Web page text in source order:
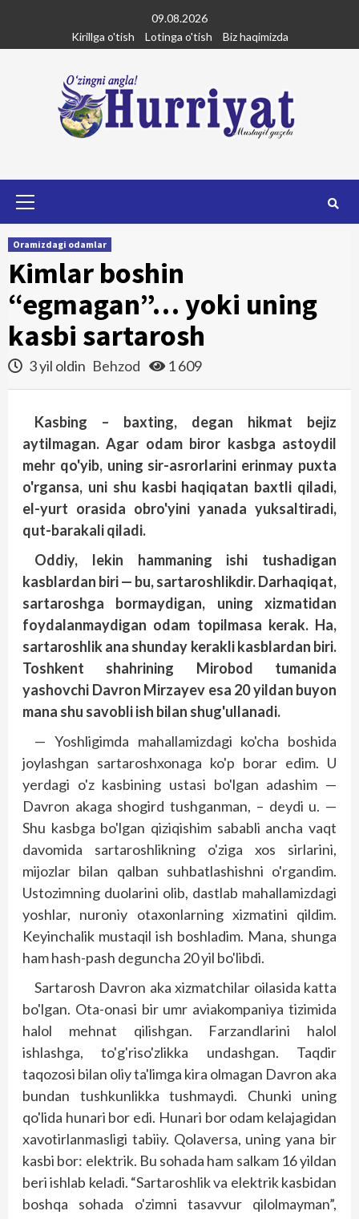
content
09.08.2026
Kirillga o'tish
Lotinga o'tish Biz haqimizda
Oramizdagi odamlar
Kimlar boshin
“egmagan”… yoki uning
kasbi sartarosh
3 yil oldin Behzod 1 609
Kasbing – baxting, degan hikmat bejiz
aytilmagan. Agar odam biror kasbga astoydil
mehr qo'yib, uning sir-asrorlarini erinmay puxta
o'rgansa, uni shu kasbi haqiqatan baxtli qiladi,
el-yurt orasida obro'yini yanada yuksaltiradi,
qut-barakali qiladi.
Oddiy, lekin hammaning ishi tushadigan
kasblardan biri — bu, sartaroshlikdir. Darhaqiqat,
sartaroshga bormaydigan, uning xizmatidan
foydalanmaydigan odam topilmasa kerak. Ha,
sartaroshlik ana shunday kerakli kasblardan biri.
Toshkent shahrining Mirobod tumanida
yashovchi Davron Mirzayev esa 20 yildan buyon
mana shu savobli ish bilan shug'ullanadi.
— Yoshligimda mahallamizdagi ko'cha boshida
joylashgan sartaroshxonaga ko'p borar edim. U
yerdagi o'z kasbining ustasi bo'lgan adashim —
Davron akaga shogird tushganman, – deydi u. —
Shu kasbga bo'lgan qiziqishim sababli ancha vaqt
davomida sartaroshlikning o'ziga xos sirlarini,
mijozlar bilan qalban suhbatlashishni o'rgandim.
Ustozimning duolarini olib, dastlab mahallamizdagi
yoshlar, nuroniy otaxonlarning xizmatini qildim.
Keyinchalik mustaqil ish boshladim. Mana, shunga
ham hash-pash deguncha 20 yil bo'libdi.
Sartarosh Davron aka xizmatchilar oilasida katta
bo'lgan. Ota-onasi bir umr aviakompaniya tizimida
halol mehnat qilishgan. Farzandlarini halol
ishlashga, to'g'riso'zlikka undashgan. Taqdir
taqozosi bilan oliy ta'limga kira olmagan Davron aka
bundan tushkunlikka tushmaydi. Chunki uning
qo'lida hunari bor edi. Hunari bor odam kelajagidan
xavotirlanmasligi tabiiy. Qolaversa, uning yana bir
kasbi bor: elektrik. Bu sohada ham salkam 16 yildan
beri ishlab keladi. “Sartaroshlik va elektrik kasbidan
boshqa sohada o'zimni tasavvur qilolmayman”,